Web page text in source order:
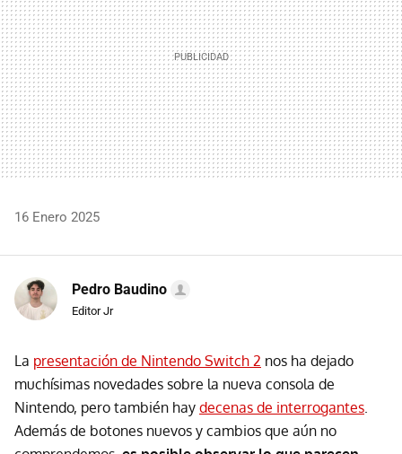
16 Enero 2025
Pedro Baudino
Editor Jr
La presentación de Nintendo Switch 2 nos ha dejado
muchísimas novedades sobre la nueva consola de
Nintendo, pero también hay decenas de interrogantes.
Además de botones nuevos y cambios que aún no